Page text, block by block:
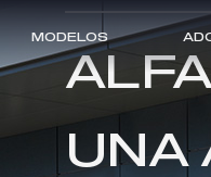
MODELOS
ALFA ROMEO
UNA